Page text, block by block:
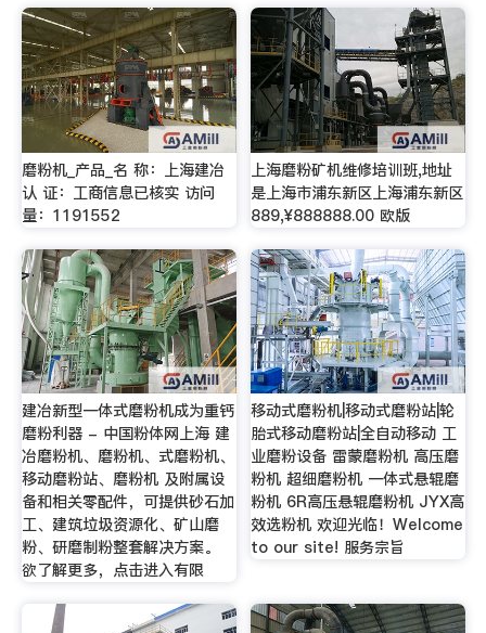
磨粉机_产品_名 称：上海建冶
认 证：工商信息已核实 访问
量：1191552
上海磨粉矿机维修培训班,地址
是上海市浦东新区上海浦东新区
889,¥888888.00 欧版
建冶新型一体式磨粉机成为重钙
磨粉利器 - 中国粉体网上海 建
冶磨粉机、磨粉机、式磨粉机、
移动磨粉站、磨粉机 及附属设
备和相关零配件，可提供砂石加
工、建筑垃圾资源化、矿山磨
粉、研磨制粉整套解决方案。
欲了解更多，点击进入有限
移动式磨粉机|移动式磨粉站|轮
胎式移动磨粉站|全自动移动 工
业磨粉设备 雷蒙磨粉机 高压磨
粉机 超细磨粉机 一体式悬辊磨
粉机 6R高压悬辊磨粉机 JYX高
效选粉机 欢迎光临！Welcome
to our site! 服务宗旨